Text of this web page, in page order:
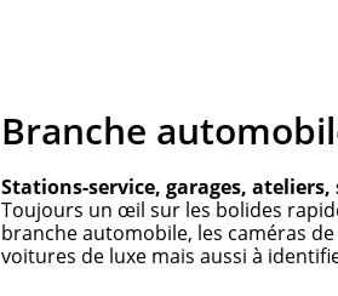
Branche
Stations-service, garages,
Toujours un œil sur les bolides
branche automobile, les caméras
voitures de luxe mais aussi à